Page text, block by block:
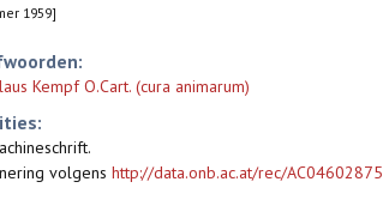
1959]
Kempf O.Cart. (cura animarum)
volgens http://data.onb.ac.at/rec/AC04602875